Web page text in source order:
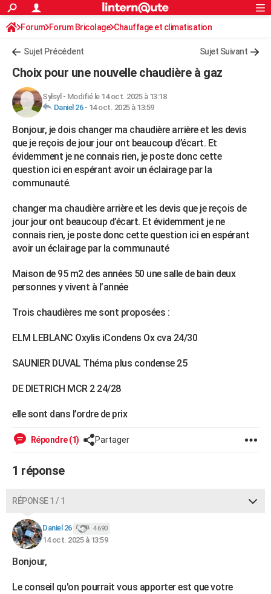
ACTUALITÉS
Politique
Société
Faits Divers
Education
Monde
Villes
+
FINANCE
Retraite
Impôts
Epargne
Immobilier
Risques naturels par ville
Banque
Assurance
Crédit
AUTO
Essais
Réserver un essai
Citadines
Berlines
SUV
Forum auto
+HIGH-TECH
Mobiles
Meilleur smartphone
Internet
Ordinateurs
Jeux vidéo
Guide high-tech
+BRICOLAGE
Forum
Aménagement intérieur
Extérieur
Cuisine
Salle de bains
Jardinage
Rangement
WEEK-END
Guides de France
Escapades
Patrimoine
Expositions
Musées
Week-end nature
+LIFESTYLE
Art de vivre
Bien-être
Loisirs
Mode
Modes de vie
SANTE
Destinations
City break
Voyage nature
Voyage de noces
Forum
Climat
+PHOTO
GUIDES D'ACHAT
BONS PLANS
CARTE DE VOEUX
DICTIONNAIRE
PROGRAMME TV
COPAINS D'AVANT
Bricolage
Lifestyle
Culture
Sport
Auto
Television
Voyage
Cinema
Rechercher
S'inscrire
Connexion
Forum Forum Bricolage Chauffage et climatisation
Chauffage Fuel / Gaz / Pétrole
Sujet Précédent Sujet Suivant
Choix pour une nouvelle chaudière à gaz
Sylsyl - Modifié le 14 oct. 2025 à 13:18
Daniel 26- 14 oct. 2025 à 13:59
Bonjour, je dois changer ma chaudière arrière et les devis
que je reçois de jour jour ont beaucoup d’écart. Et
évidemment je ne connais rien, je poste donc cette
question ici en espérant avoir un éclairage par la
communauté.
changer ma chaudière arrière et les devis que je reçois de
jour jour ont beaucoup d’écart. Et évidemment je ne
connais rien, je poste donc cette question ici en espérant
avoir un éclairage par la communauté
Maison de 95 m2 des années 50 une salle de bain deux
personnes y vivent à l’année
Trois chaudières me sont proposées :
ELM LEBLANC Oxylis iCondens Ox cva 24/30
SAUNIER DUVAL Théma plus condense 25
DE DIETRICH MCR 2 24/28
elle sont dans l’ordre de prix
Répondre (1) Partager
1 réponse
RÉPONSE 1 / 1
Daniel 26 4 690
14 oct. 2025 à 13:59
Bonjour,
Le conseil qu'on pourrait vous apporter est que votre